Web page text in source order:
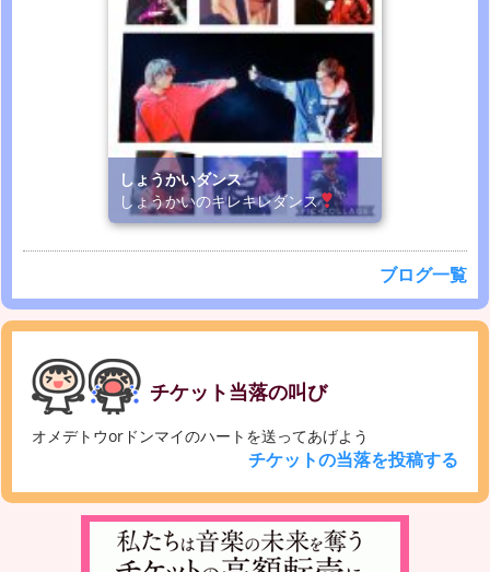
しょうかいダンス
しょうかいのキレキレダンス
ブログ一覧
チケット当落の叫び
オメデトウorドンマイのハートを送ってあげよう
チケットの当落を投稿する